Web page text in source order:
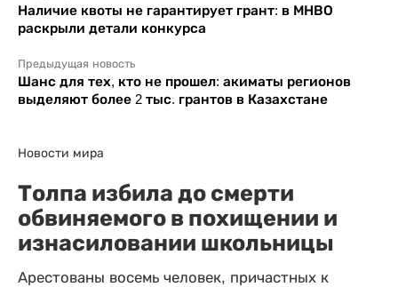
Наличие квоты не гарантирует грант: в МНВО
раскрыли детали конкурса
Предыдущая новость
Шанс для тех, кто не прошел: акиматы регионов
выделяют более 2 тыс. грантов в Казахстане
Новости мира
Толпа избила до смерти
обвиняемого в похищении и
изнасиловании школьницы
Арестованы восемь человек, причастных к